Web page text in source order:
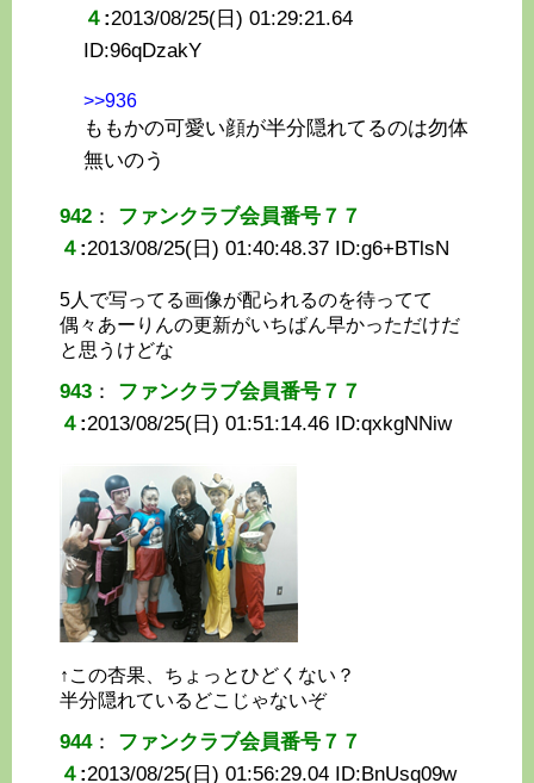
４ :2013/08/25(日) 01:29:21.64
ID:96qDzakY
>>936
ももかの可愛い顔が半分隠れてるのは勿体
無いのう
942 ： ファンクラブ会員番号７７
４ :2013/08/25(日) 01:40:48.37 ID:g6+BTlsN
5人で写ってる画像が配られるのを待ってて
偶々あーりんの更新がいちばん早かっただけだ
と思うけどな
943 ： ファンクラブ会員番号７７
４ :2013/08/25(日) 01:51:14.46 ID:qxkgNNiw
↑この杏果、ちょっとひどくない？
半分隠れているどこじゃないぞ
944： ファンクラブ会員番号７７
４ :2013/08/25(日) 01:56:29.04 ID:BnUsq09w